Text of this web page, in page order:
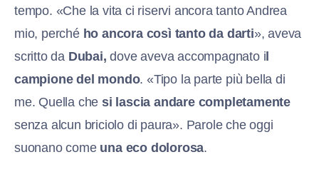
tempo. «Che la vita ci riservi ancora tanto Andrea
mio, perché ho ancora così tanto da darti», aveva
scritto da Dubai, dove aveva accompagnato il
campione del mondo. «Tipo la parte più bella di
me. Quella chesi lascia andare completamente
senza alcun briciolo di paura». Parole che oggi
suonano come una eco dolorosa.